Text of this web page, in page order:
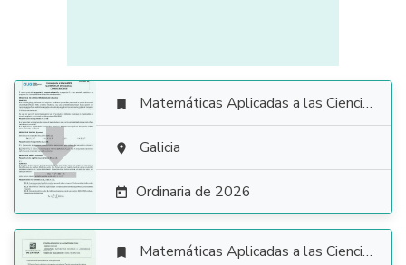

 Matemáticas Aplicadas a las Ciencias Sociales
 Galicia
 Ordinaria de 2026
 Matemáticas Aplicadas a las Ciencias Sociales